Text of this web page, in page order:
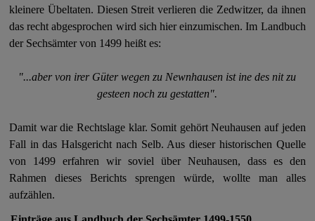
kleinere Übeltaten. Diesen Streit verlieren die Zedwitzer, da ihnen
das recht abgesprochen wird sich hier einzumischen. Im Landbuch
der Sechsämter von 1499 heißt es:
"...aber von irer Güter wegen zu Newnhausen ist ine des nit zu
gesteen noch zu gestatten".
Damit war die Rechtslage klar. Somit gehört Neuhausen auf jeden
Fall in das Halsgericht nach Selb. Aus dieser historischen Quelle
von 1499 erfahren wir soviel über Neuhausen, dass es den
Rahmen dieses Berichts sprengen würde, wollte man alles
aufzählen.